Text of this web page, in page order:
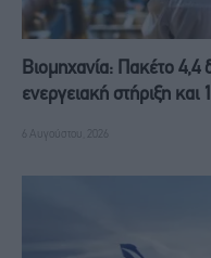
Βιομηχανία: Πακέτο
ενεργειακή στήριξη και
6 Αυγούστου, 2026